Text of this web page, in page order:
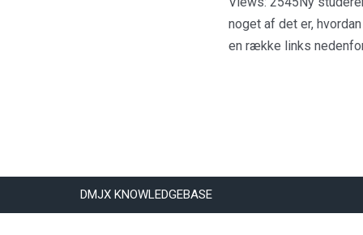
noget af det er,
en række links
DMJX KNOWLEDGEBASE